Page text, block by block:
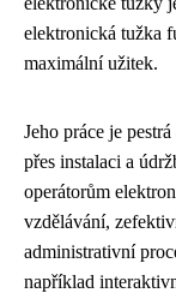
elektronická tužka
maximální užitek.
Jeho práce je
přes instalaci a
operátorům
vzdělávání,
administrativní
například